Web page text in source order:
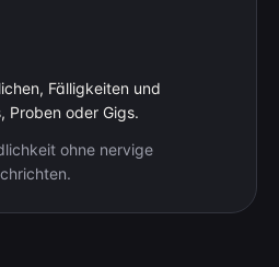
Fälligkeiten und
Proben oder Gigs.
ohne nervige